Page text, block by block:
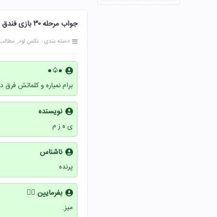
جواب مرحله ۳۰ بازی فندق 30 سی پاسخ
دسته بندی : نکس لود
●♤●
برام نمیاره و کلماتش فرق
نویسنده
ی ه ز م
ناشناس
پرنده
بفرمایین 👇🏻
میز.